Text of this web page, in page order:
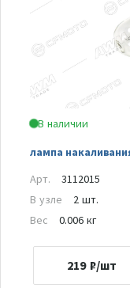
В наличии
лампа
Арт.
3112015
В узле
2 шт.
Вес
0.006 кг
219 ₽/шт